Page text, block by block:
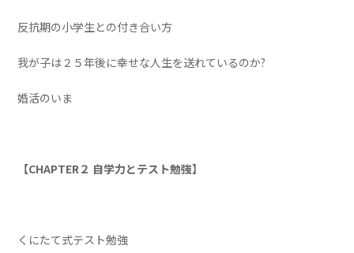
反抗期の小学生との付き合い方
我が子は２５年後に幸せな人生を送れているのか?
婚活のいま
【CHAPTER２ 自学力とテスト勉強】
くにたて式テスト勉強